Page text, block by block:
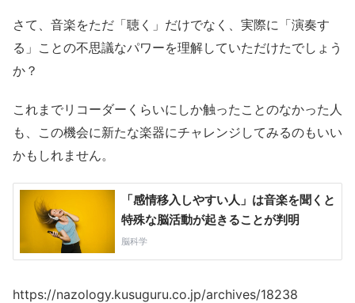
さて、音楽をただ「聴く」だけでなく、実際に「演奏す
る」ことの不思議なパワーを理解していただけたでしょう
か？
これまでリコーダーくらいにしか触ったことのなかった人
も、この機会に新たな楽器にチャレンジしてみるのもいい
かもしれません。
https://nazology.kusuguru.co.jp/archives/18238